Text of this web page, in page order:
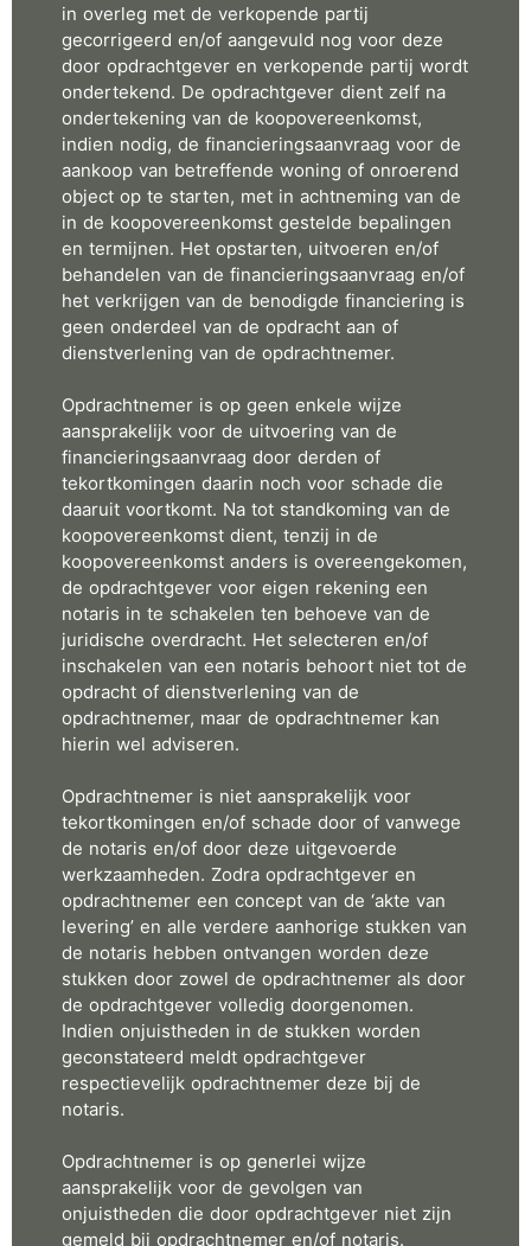
in overleg met de verkopende partij
gecorrigeerd en/of aangevuld nog voor deze
door opdrachtgever en verkopende partij wordt
ondertekend. De opdrachtgever dient zelf na
ondertekening van de koopovereenkomst,
indien nodig, de financieringsaanvraag voor de
aankoop van betreffende woning of onroerend
object op te starten, met in achtneming van de
in de koopovereenkomst gestelde bepalingen
en termijnen. Het opstarten, uitvoeren en/of
behandelen van de financieringsaanvraag en/of
het verkrijgen van de benodigde financiering is
geen onderdeel van de opdracht aan of
dienstverlening van de opdrachtnemer.
Opdrachtnemer is op geen enkele wijze
aansprakelijk voor de uitvoering van de
financieringsaanvraag door derden of
tekortkomingen daarin noch voor schade die
daaruit voortkomt. Na tot standkoming van de
koopovereenkomst dient, tenzij in de
koopovereenkomst anders is overeengekomen,
de opdrachtgever voor eigen rekening een
notaris in te schakelen ten behoeve van de
juridische overdracht. Het selecteren en/of
inschakelen van een notaris behoort niet tot de
opdracht of dienstverlening van de
opdrachtnemer, maar de opdrachtnemer kan
hierin wel adviseren.
Opdrachtnemer is niet aansprakelijk voor
tekortkomingen en/of schade door of vanwege
de notaris en/of door deze uitgevoerde
werkzaamheden. Zodra opdrachtgever en
opdrachtnemer een concept van de ‘akte van
levering’ en alle verdere aanhorige stukken van
de notaris hebben ontvangen worden deze
stukken door zowel de opdrachtnemer als door
de opdrachtgever volledig doorgenomen.
Indien onjuistheden in de stukken worden
geconstateerd meldt opdrachtgever
respectievelijk opdrachtnemer deze bij de
notaris.
Opdrachtnemer is op generlei wijze
aansprakelijk voor de gevolgen van
onjuistheden die door opdrachtgever niet zijn
gemeld bij opdrachtnemer en/of notaris.